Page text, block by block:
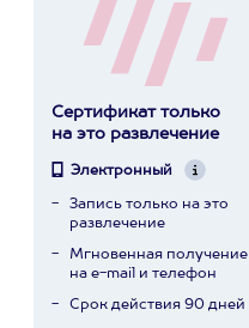
Сертификат только
на это развлечение
Электронный
Запись только на это
развлечение
Мгновенная получение
на e-mail и телефон
Срок действия 90 дней